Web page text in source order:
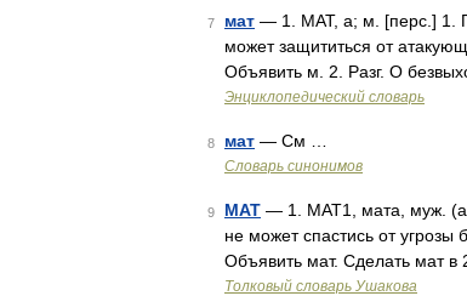
7 мат — 1. МАТ, а; м. [перс.] 1.
может защититься от
Объявить м. 2. Разг. О
Энциклопедический словарь
8 мат — См …
Словарь синонимов
9 МАТ — 1. МАТ1, мата, муж.
не может спастись от
Объявить мат. Сделать мат
Толковый словарь Ушакова